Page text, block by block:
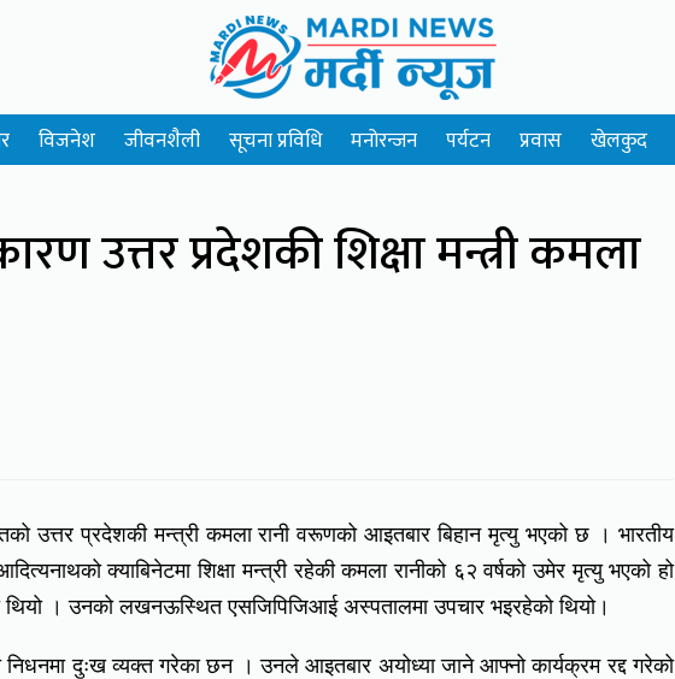
विजनेश जीवनशैली सूचना प्रविधि मनोरन्जन पर्यटन प्रवास खेलकुद
उत्तर प्रदेशकी शिक्षा मन्त्री कमला
उत्तर प्रदेशकी मन्त्री कमला रानी वरूणको आइतबार बिहान मृत्यु भएको छ । भारतीय
क्याबिनेटमा शिक्षा मन्त्री रहेकी कमला रानीको ६२ वर्षको उमेर मृत्यु भएको हो
। उनको लखनऊस्थित एसजिपिजिआई अस्पतालमा उपचार भइरहेको थियो।
निधनमा दुःख व्यक्त गरेका छन । उनले आइतबार अयोध्या जाने आफ्नो कार्यक्रम रद्द गरेको